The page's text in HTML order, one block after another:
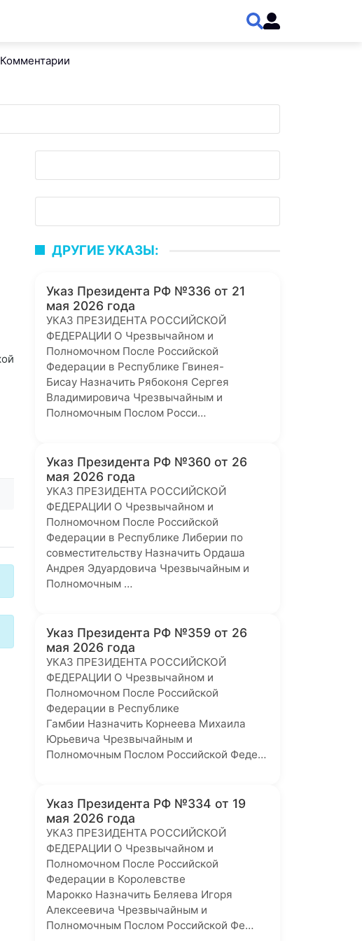
Комментарии
ДРУГИЕ УКАЗЫ:
Указ Президента РФ №336 от 21
мая 2026 года
УКАЗ ПРЕЗИДЕНТА РОССИЙСКОЙ
ФЕДЕРАЦИИ О Чрезвычайном и
Полномочном После Российской
Федерации в Республике Гвинея-
Бисау Назначить Рябоконя Сергея
Владимировича Чрезвычайным и
Полномочным Послом Росси…
Указ Президента РФ №360 от 26
мая 2026 года
УКАЗ ПРЕЗИДЕНТА РОССИЙСКОЙ
ФЕДЕРАЦИИ О Чрезвычайном и
Полномочном После Российской
Федерации в Республике Либерии по
совместительству Назначить Ордаша
Андрея Эдуардовича Чрезвычайным и
Полномочным …
Указ Президента РФ №359 от 26
мая 2026 года
УКАЗ ПРЕЗИДЕНТА РОССИЙСКОЙ
ФЕДЕРАЦИИ О Чрезвычайном и
Полномочном После Российской
Федерации в Республике
Гамбии Назначить Корнеева Михаила
Юрьевича Чрезвычайным и
Полномочным Послом Российской Феде…
Указ Президента РФ №334 от 19
мая 2026 года
УКАЗ ПРЕЗИДЕНТА РОССИЙСКОЙ
ФЕДЕРАЦИИ О Чрезвычайном и
Полномочном После Российской
Федерации в Королевстве
Марокко Назначить Беляева Игоря
Алексеевича Чрезвычайным и
Полномочным Послом Российской Фе…